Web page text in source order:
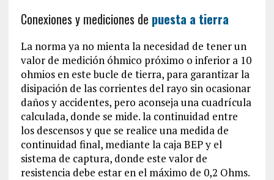
Conexiones y mediciones de puesta a tierra
La norma ya no mienta la necesidad de tener un
valor de medición óhmico próximo o inferior a 10
ohmios en este bucle de tierra, para garantizar la
disipación de las corrientes del rayo sin ocasionar
daños y accidentes, pero aconseja una cuadrícula
calculada, donde se mide. la continuidad entre
los descensos y que se realice una medida de
continuidad final, mediante la caja BEP y el
sistema de captura, donde este valor de
resistencia debe estar en el máximo de 0,2 Ohms.